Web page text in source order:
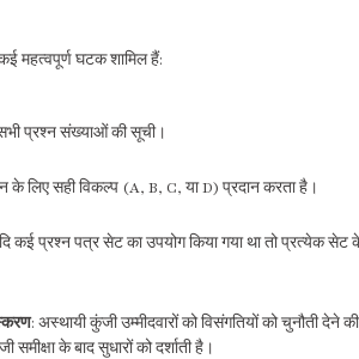
महत्वपूर्ण घटक शामिल हैं:
सभी प्रश्न संख्याओं की सूची।
के लिए सही विकल्प (A, B, C, या D) प्रदान करता है।
कई प्रश्न पत्र सेट का उपयोग किया गया था तो प्रत्येक सेट
: अस्थायी कुंजी उम्मीदवारों को विसंगतियों को चुनौती देने
के बाद सुधारों को दर्शाती है।